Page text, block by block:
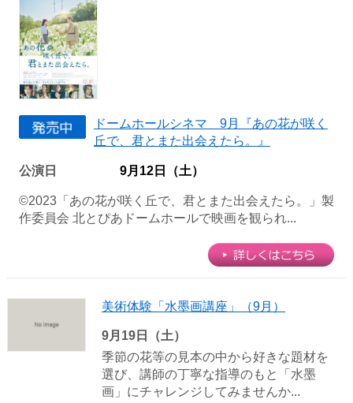
ドームホールシネマ 9月『あの花が咲く
丘で、君とまた出会えたら。』
公演日 9月12日（土）
©2023「あの花が咲く丘で、君とまた出会えたら。」製
作委員会 北とぴあドームホールで映画を観られ...
美術体験「水墨画講座」（9月）
9月19日（土）
季節の花等の見本の中から好きな題材を
選び、講師の丁寧な指導のもと「水墨
画」にチャレンジしてみませんか...